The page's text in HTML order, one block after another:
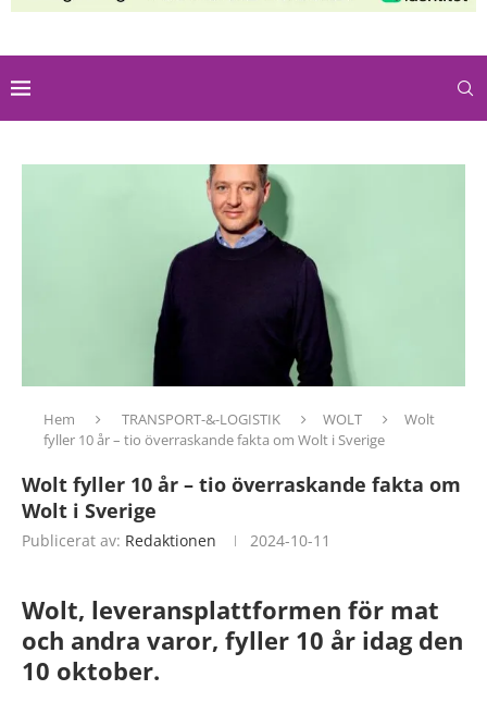
Hem TRANSPORT-&-LOGISTIK WOLT
Wolt
fyller 10 år – tio överraskande fakta om Wolt i Sverige
Wolt fyller 10 år – tio överraskande fakta om
Wolt i Sverige
Publicerat av: Redaktionen 2024-10-11
Wolt, leveransplattformen för mat
och andra varor, fyller 10 år idag den
10 oktober.